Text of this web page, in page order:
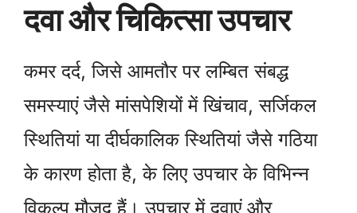
दवा और चिकित्सा उपचार
कमर दर्द, जिसे आमतौर पर लम्बित संबद्ध
समस्याएं जैसे मांसपेशियों में खिंचाव, सर्जिकल
स्थितियां या दीर्घकालिक स्थितियां जैसे गठिया
के कारण होता है, के लिए उपचार के विभिन्न
विकल्प मौजूद हैं। उपचार में दवाएं और